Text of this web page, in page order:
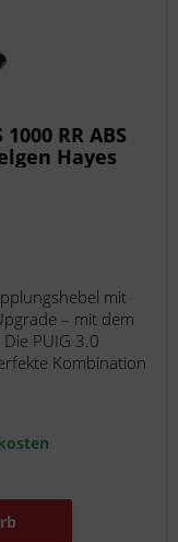
RR ABS
Hayes
mit
– mit dem
PUIG 3.0
Kombination